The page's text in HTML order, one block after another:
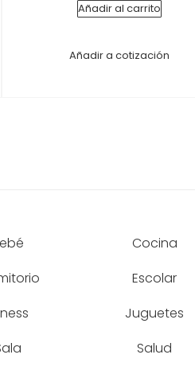
Añadir al carrito
Añadir a cotización
Cocina
Escolar
Juguetes
Salud